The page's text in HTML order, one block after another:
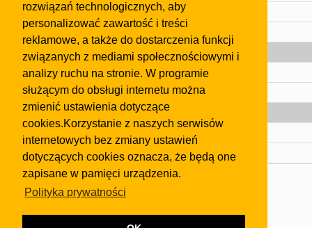
rozwiązań technologicznych, aby
personalizować zawartość i treści
reklamowe, a także do dostarczenia funkcji
związanych z mediami społecznościowymi i
analizy ruchu na stronie. W programie
służącym do obsługi internetu można
zmienić ustawienia dotyczące
cookies.Korzystanie z naszych serwisów
internetowych bez zmiany ustawień
dotyczących cookies oznacza, że będą one
zapisane w pamięci urządzenia.
Polityka prywatności
Regulamin
Gazeta
Olkusz
Kontakt
Strefa dla biznesu
Biura nieruchomości
Dealerzy i autokomisy
Skontaktuj się z nami
regulaminuiPolityki Prywatności.
Klauzula FB